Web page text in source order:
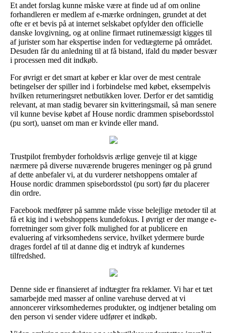
Et andet forslag kunne måske være at finde ud af om online
forhandleren er medlem af e-mærke ordningen, grundet at det
ofte er et bevis på at internet selskabet opfylder den officielle
danske lovgivning, og at online firmaet rutinemæssigt kigges til
af jurister som har ekspertise inden for vedtægterne på området.
Desuden får du anledning til at få bistand, ifald du møder besvær
i processen med dit indkøb.
For øvrigt er det smart at køber er klar over de mest centrale
betingelser der spiller ind i forbindelse med købet, eksempelvis
hvilken returneringsret netbutikken lover. Derfor er det samtidig
relevant, at man stadig bevarer sin kvitteringsmail, så man senere
vil kunne bevise købet af House nordic drammen spisebordsstol
(pu sort), uanset om man er kvinde eller mand.
Trustpilot frembyder forholdsvis ærlige genveje til at kigge
nærmere på diverse nuværende brugeres meninger og på grund
af dette anbefaler vi, at du vurderer netshoppens omtaler af
House nordic drammen spisebordsstol (pu sort) før du placerer
din ordre.
Facebook medfører på samme måde visse belejlige metoder til at
få et kig ind i webshoppens kundefokus. I øvrigt er der mange e-
forretninger som giver folk mulighed for at publicere en
evaluering af virksomhedens service, hvilket ydermere burde
drages fordel af til at danne dig et indtryk af kundernes
tilfredshed.
Denne side er finansieret af indtægter fra reklamer. Vi har et tæt
samarbejde med masser af online varehuse derved at vi
annoncerer virksomhedernes produkter, og indtjener betaling om
den person vi sender videre udfører et indkøb.